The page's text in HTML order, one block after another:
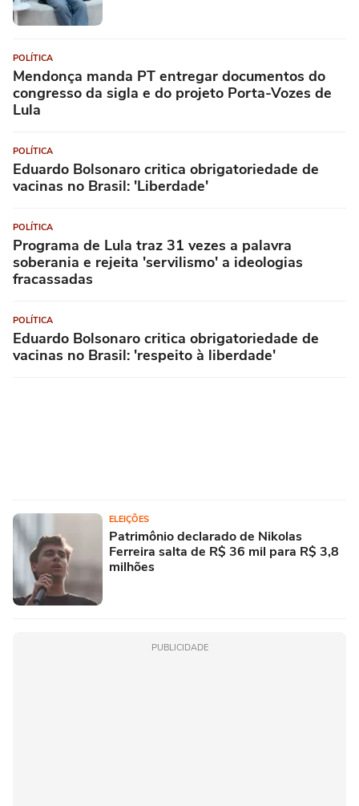
POLÍTICA
Mendonça manda PT entregar documentos do
congresso da sigla e do projeto Porta-Vozes de
Lula
POLÍTICA
Eduardo Bolsonaro critica obrigatoriedade de
vacinas no Brasil: 'Liberdade'
POLÍTICA
Programa de Lula traz 31 vezes a palavra
soberania e rejeita 'servilismo' a ideologias
fracassadas
POLÍTICA
Eduardo Bolsonaro critica obrigatoriedade de
vacinas no Brasil: 'respeito à liberdade'
ELEIÇÕES
Patrimônio declarado de Nikolas
Ferreira salta de R$ 36 mil para R$ 3,8
milhões
PUBLICIDADE